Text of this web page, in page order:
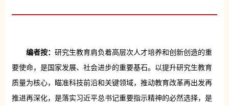
编者按： 研究生教育肩负着高层次人才培养和创新创造的重
要使命，是国家发展、社会进步的重要基石。以提升研究生教育
质量为核心，瞄准科技前沿和关键领域，推动教育改革再出发再
推进再深化，是落实习近平总书记重要指示精神的必然选择，是